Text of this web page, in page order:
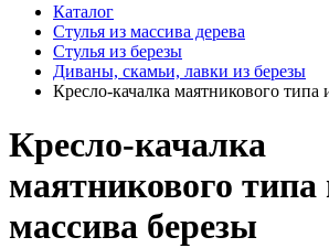
Каталог
Стулья из массива дерева
Стулья из березы
Диваны, скамьи, лавки из березы
Кресло-качалка маятникового типа
Кресло-качалка
маятникового типа
массива березы